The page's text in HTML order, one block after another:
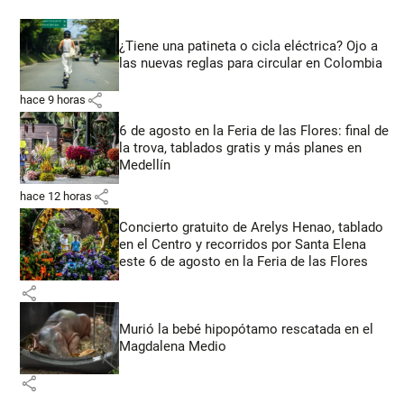
¿Tiene una patineta o cicla eléctrica? Ojo a
las nuevas reglas para circular en Colombia
hace 9 horas share
6 de agosto en la Feria de las Flores: final de
la trova, tablados gratis y más planes en
Medellín
hace 12 horas share
Concierto gratuito de Arelys Henao, tablado
en el Centro y recorridos por Santa Elena
este 6 de agosto en la Feria de las Flores
share
Murió la bebé hipopótamo rescatada en el
Magdalena Medio
share